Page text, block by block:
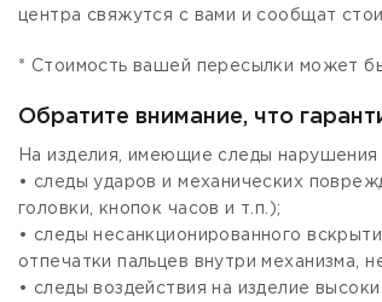
центра свяжутся с вами и сообщат
* Стоимость вашей пересылки может
Обратите внимание, что
На изделия, имеющие следы нарушения
• следы ударов и механических
головки, кнопок часов и т.п.);
• следы несанкционированного
отпечатки пальцев внутри механизма,
• следы воздействия на изделие